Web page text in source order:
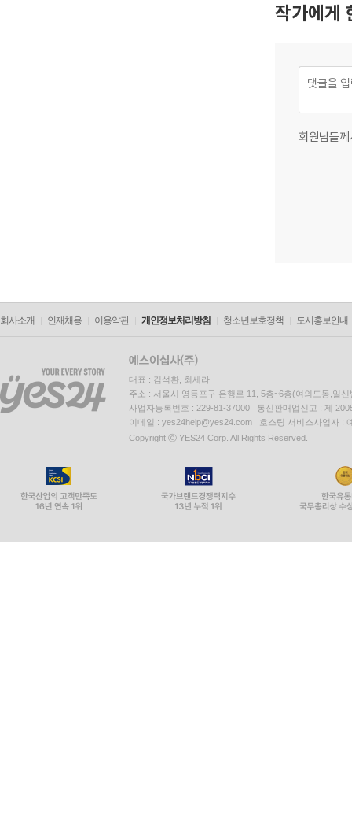
작가에게
회원님들
회사소개 인재채용 이용약관 개인정보처리방침 청소년보호정책 도서홍보안내
대표 : 김석환, 최세라
주소 : 서울시 영등포구 은행로 11, 5층~6층(여의도동,일신
사업자등록번호 : 229-81-37000 통신판매업신고 : 제
이메일 : yes24help@yes24.com 호스팅 서비스사업자 :
Copyright ⓒ YES24 Corp. All Rights Reserved.